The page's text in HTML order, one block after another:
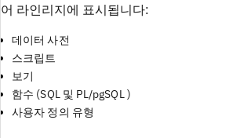
어 라인리지에 표시됩니다:
데이터 사전
스크립트
보기
함수 (SQL 및 PL/pgSQL )
사용자 정의 유형